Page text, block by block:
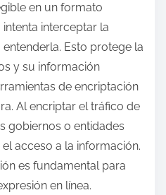
en un formato
intenta interceptar la
Esto protege la
y su información
de encriptación
Al encriptar el tráfico de
gobiernos o entidades
acceso a la información.
es fundamental para
en línea.